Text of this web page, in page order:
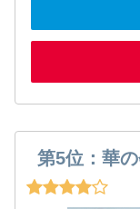
第5位：華